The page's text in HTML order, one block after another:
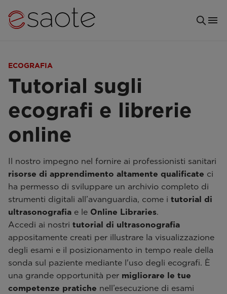
ECOGRAFIA
Tutorial sugli
ecografi e librerie
online
Il nostro impegno nel fornire ai professionisti sanitari
risorse di apprendimento altamente qualificate ci
ha permesso di sviluppare un archivio completo di
strumenti digitali all’avanguardia, come i tutorial di
ultrasonografia e le Online Libraries.
Accedi ai nostri tutorial di ultrasonografia
appositamente creati per illustrare la visualizzazione
degli esami e il posizionamento in tempo reale della
sonda sul paziente mediante l'uso degli ecografi. È
una grande opportunità per migliorare le tue
competenze pratiche nell’esecuzione di esami